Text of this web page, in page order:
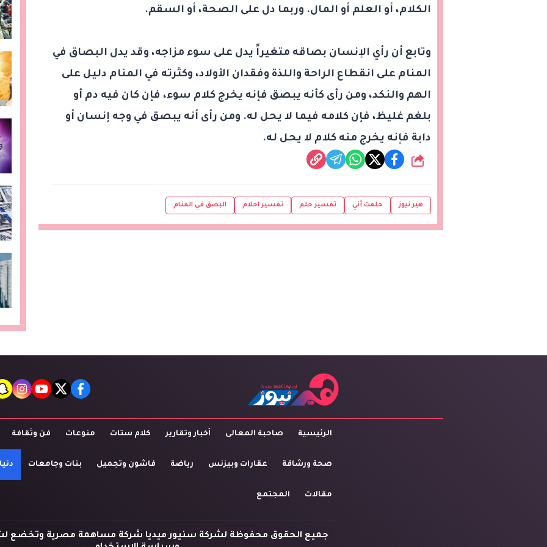
الكلام، أو العلم أو المال. وربما دل على الصحة، أو السقم.
وتابع أن رأي الإنسان بصاقه متغيراً يدل على سوء مزاجه، وقد يدل البصاق في
المنام على انقطاع الراحة واللذة وفقدان الأولاد، وكثرته في المنام دليل على
الهم والنكد، ومن رأى كأنه يبصق فإنه يخرج كلام سوء، فإن كان فيه دم أو
بلغم غليظ، فإن كلامه فيما لا يحل له. ومن رأى أنه يبصق في وجه إنسان أو
دابة فإنه يخرج منه كلام لا يحل له.
شارك
هير نيوز حلمت أني تفسير حلم تفسير احلام البصق في المنام
facebook
twitter
youtube
الرئيسية صاحبة المعالى أخبار وتقارير كلام ستات منوعات فن وثقافة
صحة ورشاقة عقارات وبيزنس رياضة فاشون وتجميل بنات وجامعات
مقالات المجتمع
جميع الحقوق محفوظة لشركة سنيور ميديا شركة مساهمة مصرية وتخضع